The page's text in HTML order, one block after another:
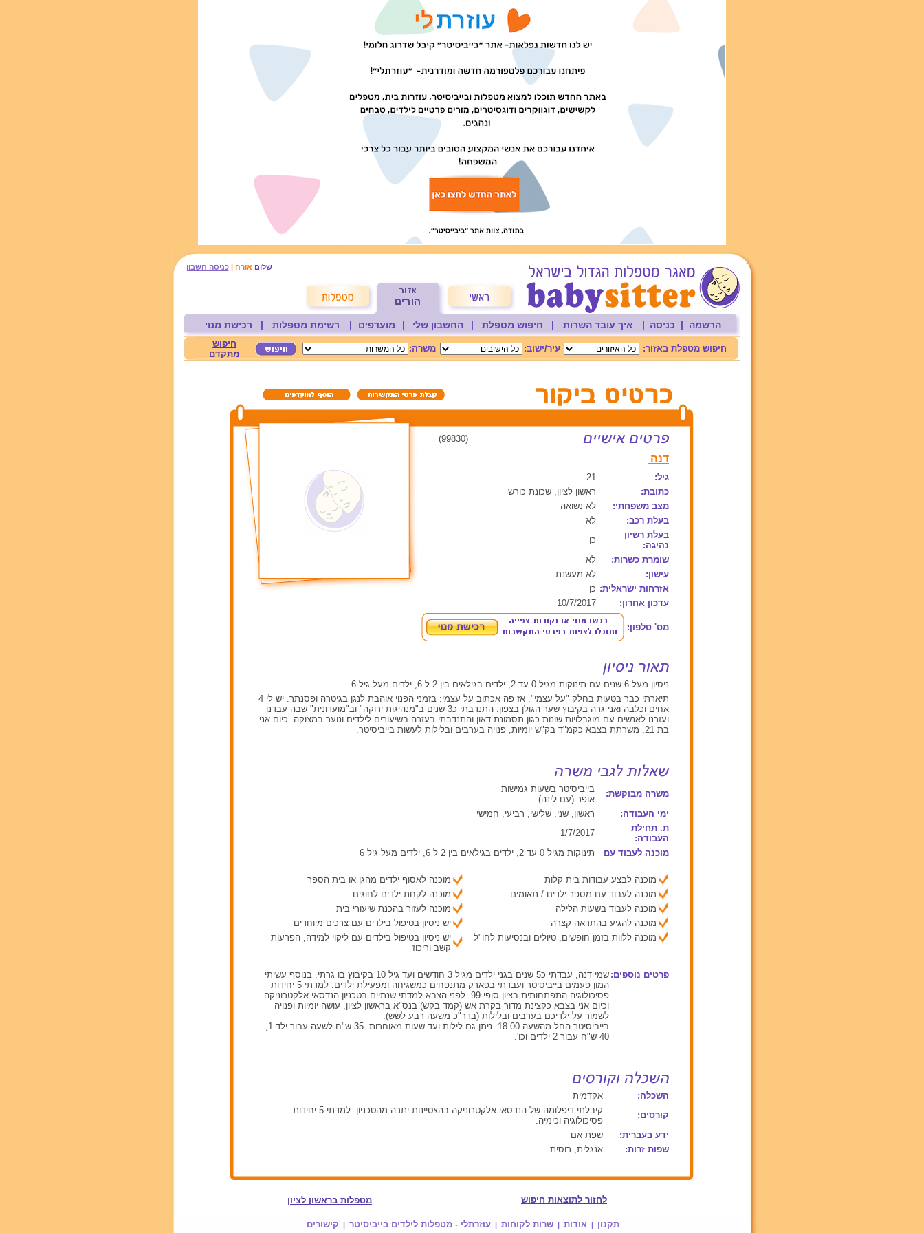
שלום אורח |כניסה חשבון
הרשמה | כניסה | איך עובד השרות | חיפוש מטפלת | החשבון שלי | מועדפים | רשימת מטפלות | רכישת מנוי
חיפוש מטפלת באזור: עיר/ישוב: משרה:
חיפוש
מתקדם
(99830)
דנה
גיל:
21
כתובת:
ראשון לציון, שכונת כורש
מצב משפחתי:
לא נשואה
בעלת רכב:
לא
בעלת רשיון
נהיגה:
כן
שומרת כשרות:
לא
עישון:
לא מעשנת
אזרחות ישראלית: כן
עדכון אחרון:
10/7/2017
מס' טלפון:
ניסיון מעל 6 שנים עם תינוקות מגיל 0 עד 2, ילדים בגילאים בין 2 ל 6, ילדים מעל גיל 6
תיארתי כבר בטעות בחלק "על עצמי". אז פה אכתוב על עצמי: בזמני הפנוי אוהבת לנגן בגיטרה ופסנתר. יש לי 4
אחים וכלבה ואני גרה בקיבוץ שער הגולן בצפון. התנדבתי כ3 שנים ב"מנהיגות ירוקה" וב"מועדונית" שבה עבדנו
ועזרנו לאנשים עם מוגבלויות שונות כגון תסמונת דאון והתנדבתי בעזרה בשיעורים לילדים ונוער במצוקה. כיום אני
בת 21, משרתת בצבא כקמ"ד בק"ש יומיות, פנויה בערבים ובלילות לעשות בייביסיטר.
משרה מבוקשת:
בייביסיטר בשעות גמישות
אופר (עם לינה)
ימי העבודה:
ראשון, שני, שלישי, רביעי, חמישי
ת. תחילת
העבודה:
1/7/2017
מוכנה לעבוד עם
תינוקות מגיל 0 עד 2, ילדים בגילאים בין 2 ל 6, ילדים מעל גיל 6
מוכנה לבצע עבודות בית קלות
מוכנה לעבוד עם מספר ילדים / תאומים
מוכנה לעבוד בשעות הלילה
מוכנה להגיע בהתראה קצרה
מוכנה ללוות בזמן חופשים, טיולים ובנסיעות לחו"ל
מוכנה לאסוף ילדים מהגן או בית הספר
מוכנה לקחת ילדים לחוגים
מוכנה לעזור בהכנת שיעורי בית
יש ניסיון בטיפול בילדים עם צרכים מיוחדים
יש ניסיון בטיפול בילדים עם ליקוי למידה, הפרעות
קשב וריכוז
פרטים נוספים:
שמי דנה, עבדתי כ5 שנים בגני ילדים מגיל 3 חודשים ועד גיל 10 בקיבוץ בו גרתי. בנוסף עשיתי
המון פעמים בייביסיטר ועבדתי בפארק מתנפחים כמשגיחה ומפעילת ילדים. למדתי 5 יחידות
פסיכולוגיה התפתחותית בציון סופי 99. לפני הצבא למדתי שנתיים בטכניון הנדסאי אלקטרוניקה
וכיום אני בצבא כקצינת מדור בקרת אש (קמד בקש) בנס"א בראשון לציון, עושה יומיות ופנויה
לשמור על ילדיכם בערבים ובלילות (בדר"כ משעה רבע לשש).
בייביסיטר החל מהשעה 18:00. ניתן גם לילות ועד שעות מאוחרות. 35 ש"ח לשעה עבור ילד 1,
40 ש"ח עבור 2 ילדים וכו'.
השכלה:
אקדמית
קורסים:
קיבלתי דיפלומה של הנדסאי אלקטרוניקה בהצטיינות יתרה מהטכניון. למדתי 5 יחידות
פסיכולוגיה וכימיה.
ידע בעברית:
שפת אם
שפות זרות:
אנגלית, רוסית
לחזור לתוצאות חיפוש מטפלות בראשון לציון
תקנון | אודות | שרות לקוחות | עוזרתלי - מטפלות לילדים בייביסיטר | קישורים